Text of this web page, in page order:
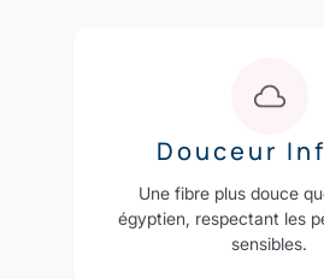
Douceur
Une fibre plus douce
égyptien, respectant les
sensibles.